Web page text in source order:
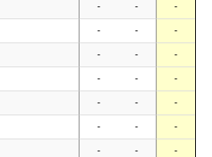
- - -
- - -
- - -
- - -
- - -
- - -
- - -